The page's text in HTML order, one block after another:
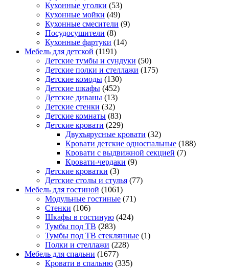
Кухонные уголки (53)
Кухонные мойки (49)
Кухонные смесители (9)
Посудосушители (8)
Кухонные фартуки (14)
Мебель для детской (1191)
Детские тумбы и сундуки (50)
Детские полки и стеллажи (175)
Детские комоды (130)
Детские шкафы (452)
Детские диваны (13)
Детские стенки (32)
Детские комнаты (83)
Детские кровати (229)
Двухъярусные кровати (32)
Кровати детские односпальные (188)
Кровати с выдвижной секцией (7)
Кровати-чердаки (9)
Детские кроватки (3)
Детские столы и стулья (77)
Мебель для гостиной (1061)
Модульные гостиные (71)
Стенки (106)
Шкафы в гостиную (424)
Тумбы под ТВ (283)
Тумбы под ТВ стеклянные (1)
Полки и стеллажи (228)
Мебель для спальни (1677)
Кровати в спальню (335)